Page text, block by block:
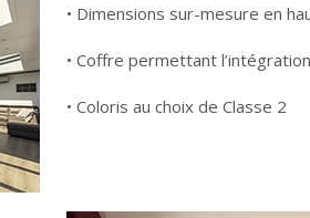
• Dimensions sur-mesure en
• Coffre permettant
• Coloris au choix de Classe 2